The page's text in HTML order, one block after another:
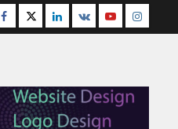
Facebook
TwitterLinkedin
VK Youtube